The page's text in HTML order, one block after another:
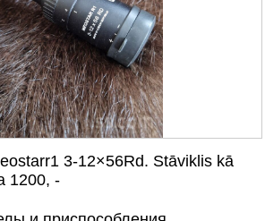
3-12×56Rd. Stāviklis kā
1200, -